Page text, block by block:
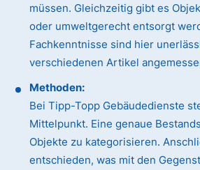
müssen. Gleichzeitig gibt es
oder umweltgerecht entsorgt
Fachkenntnisse sind hier
verschiedenen Artikel
Methoden:
Bei Tipp-Topp Gebäudedienste
Mittelpunkt. Eine genaue
Objekte zu kategorisieren.
entschieden, was mit den